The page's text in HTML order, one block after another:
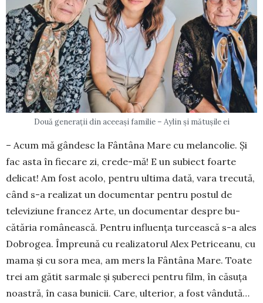
Două generații din aceeași familie – Aylin și mătușile ei
– Acum mă gândesc la Fântâna Mare cu melan­co­­lie. Și
fac asta în fiecare zi, crede-mă! E un subiect foarte
delicat! Am fost acolo, pen­tru ultima dată, vara trecută,
când s-a realizat un documentar pentru postul de
televiziune francez Arte, un documentar despre bu­
cătăria românească. Pentru influența tur­ceas­că s-a ales
Dobrogea. Împreună cu realizatorul Alex Petri­ceanu, cu
mama și cu sora mea, am mers la Fântâna Mare. Toate
trei am gătit sarmale și șu­bereci pentru film, în căsuța
noastră, în casa bunicii. Care, ulterior, a fost vândută…